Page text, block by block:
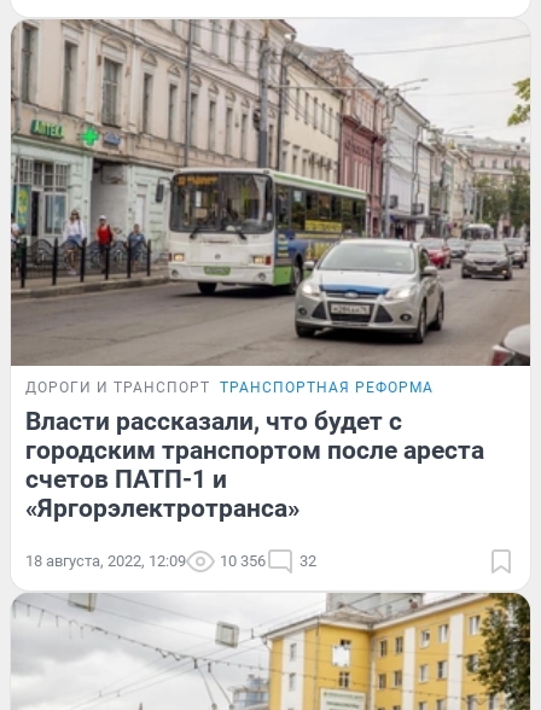
ДОРОГИ И ТРАНСПОРТ ТРАНСПОРТНАЯ РЕФОРМА
Власти рассказали, что будет с
городским транспортом после ареста
счетов ПАТП-1 и
«Яргорэлектротранса»
18 августа, 2022, 12:09 10 356 32